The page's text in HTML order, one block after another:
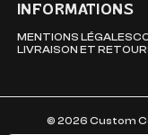
INFORMATIONS
MENTIONS LÉGALES
LIVRAISON ET
© 2026 Custom